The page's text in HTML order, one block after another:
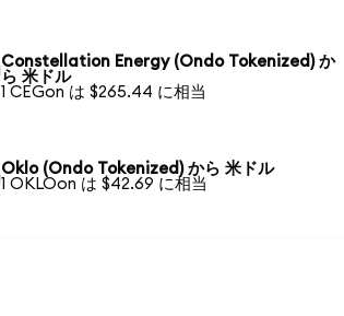
Constellation Energy (Ondo Tokenized) か
ら 米ドル
1 CEGon は $265.44 に相当
Oklo (Ondo Tokenized) から 米ドル
1 OKLOon は $42.69 に相当